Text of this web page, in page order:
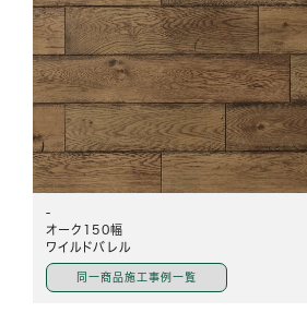
-
オーク150幅
ワイルドバレル
同一商品施工事例一覧